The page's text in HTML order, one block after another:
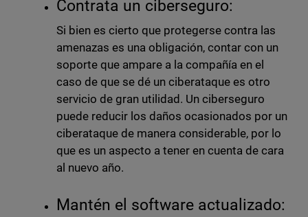
Contrata un ciberseguro:
Si bien es cierto que protegerse contra las
amenazas es una obligación, contar con un
soporte que ampare a la compañía en el
caso de que se dé un ciberataque es otro
servicio de gran utilidad. Un ciberseguro
puede reducir los daños ocasionados por un
ciberataque de manera considerable, por lo
que es un aspecto a tener en cuenta de cara
al nuevo año.
Mantén el software actualizado: